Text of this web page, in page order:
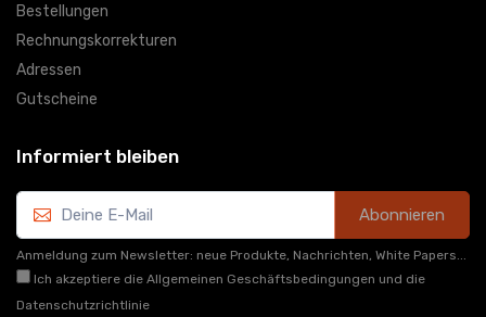
Bestellungen
Rechnungskorrekturen
Adressen
Gutscheine
Informiert bleiben
Abonnieren
Anmeldung zum Newsletter: neue Produkte, Nachrichten, White Papers...
Ich akzeptiere die Allgemeinen Geschäftsbedingungen und die
Datenschutzrichtlinie